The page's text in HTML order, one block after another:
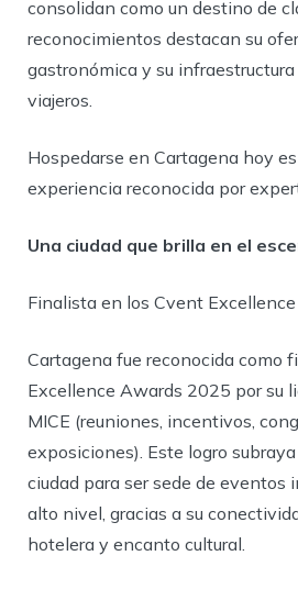
consolidan como un destino de
reconocimientos destacan su
gastronómica y su
viajeros.
Hospedarse en Cartagena hoy
experiencia reconocida por
Una ciudad que brilla en el
Finalista en los Cvent
Cartagena fue reconocida como
Excellence Awards 2025 por su
MICE (reuniones, incentivos,
exposiciones). Este logro
ciudad para ser sede de eventos
alto nivel, gracias a su
hotelera y encanto cultural.